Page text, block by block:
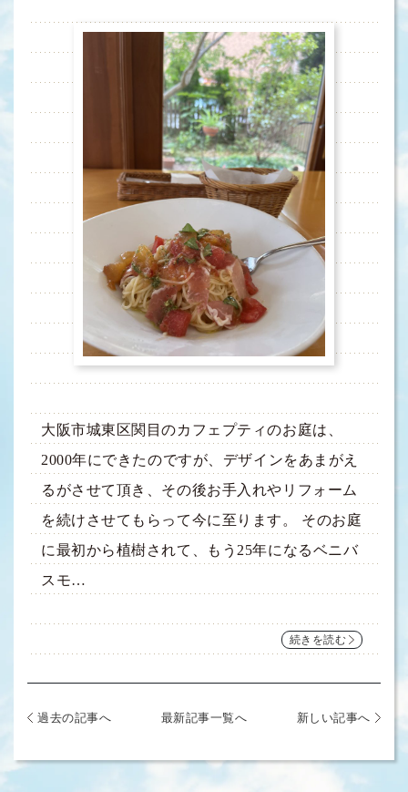
大阪市城東区関目のカフェプティのお庭は、
2000年にできたのですが、デザインをあまがえ
るがさせて頂き、その後お手入れやリフォーム
を続けさせてもらって今に至ります。 そのお庭
に最初から植樹されて、もう25年になるベニバ
スモ…
続きを読む
過去の記事へ 最新記事一覧へ 新しい記事へ